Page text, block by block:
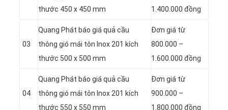
thước 450 x 450 mm
1.400.000 đồng
03
Quang Phát báo giá quả cầu
thông gió mái tôn Inox 201 kích
thước 500 x 500 mm
Đơn giá từ
800.000 –
1.600.000 đồng
04
Quang Phát báo giá quả cầu
thông gió mái tôn Inox 201 kích
thước 550 x 550 mm
Đơn giá từ
900.000 –
1.800.000 đồng